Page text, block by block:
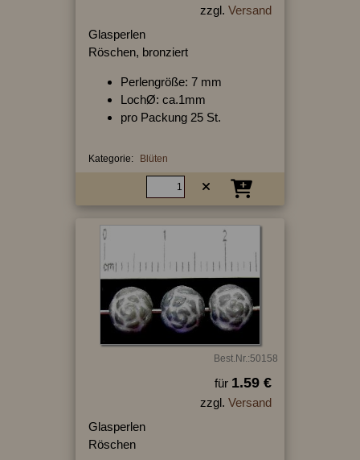
zzgl. Versand
Glasperlen
Röschen, bronziert
Perlengröße: 7 mm
LochØ: ca.1mm
pro Packung 25 St.
Kategorie: Blüten
Best.Nr.:50158
für 1.59 €
zzgl. Versand
Glasperlen
Röschen